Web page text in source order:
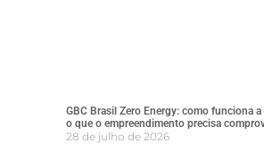
GBC Brasil Zero Energy: como funciona
o que o empreendimento precisa
28 de julho de 2026